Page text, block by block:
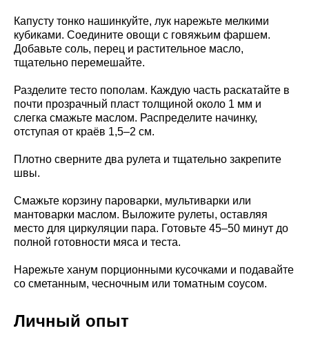
Капусту тонко нашинкуйте, лук нарежьте мелкими
кубиками. Соедините овощи с говяжьим фаршем.
Добавьте соль, перец и растительное масло,
тщательно перемешайте.
Разделите тесто пополам. Каждую часть раскатайте в
почти прозрачный пласт толщиной около 1 мм и
слегка смажьте маслом. Распределите начинку,
отступая от краёв 1,5–2 см.
Плотно сверните два рулета и тщательно закрепите
швы.
Смажьте корзину пароварки, мультиварки или
мантоварки маслом. Выложите рулеты, оставляя
место для циркуляции пара. Готовьте 45–50 минут до
полной готовности мяса и теста.
Нарежьте ханум порционными кусочками и подавайте
со сметанным, чесночным или томатным соусом.
Личный опыт